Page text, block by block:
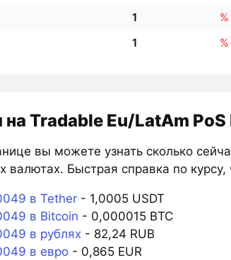
1 %
1 %
Tradable Eu/LatAm
вы можете узнать сколько
валютах. Быстрая справка по
в Tether- 1,0005 USDT
в Bitcoin - 0,000015 BTC
в рублях- 82,24 RUB
в евро- 0,865 EUR